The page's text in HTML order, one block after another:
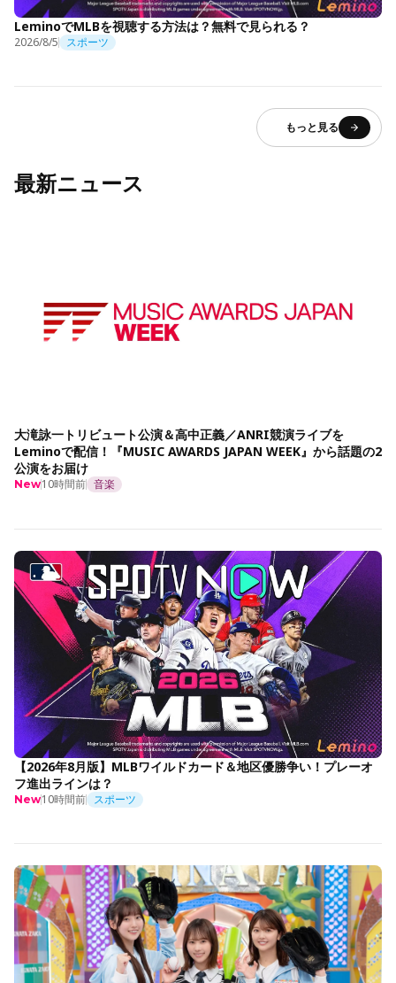
LeminoでMLBを視聴する方法は？無料で見られる？
2026/8/5 スポーツ
もっと見る
最新ニュース
大滝詠一トリビュート公演＆高中正義／ANRI競演ライブを
Leminoで配信！『MUSIC AWARDS JAPAN WEEK』から話題の2
公演をお届け
New10時間前 音楽
【2026年8月版】MLBワイルドカード＆地区優勝争い！プレーオ
フ進出ラインは？
New10時間前 スポーツ